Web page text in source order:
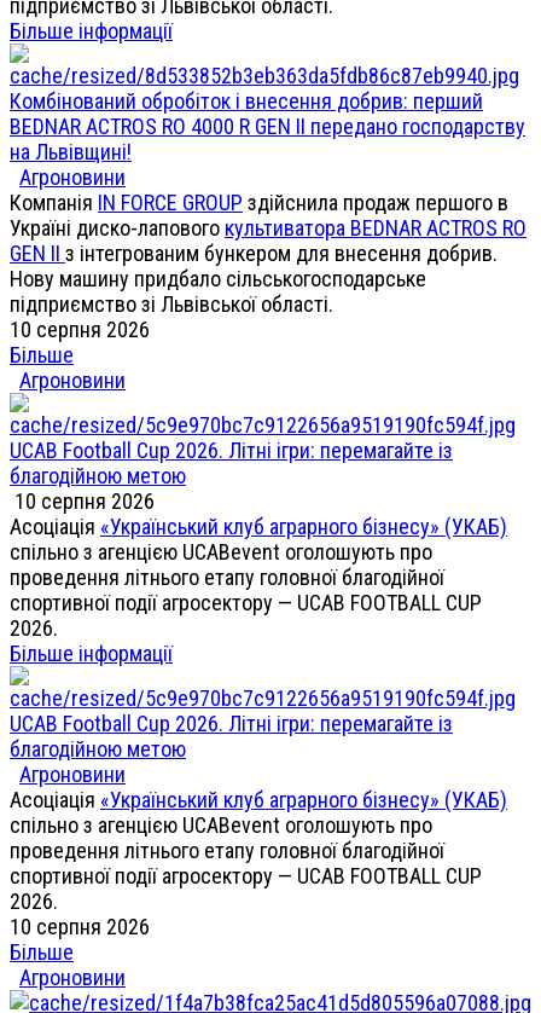
Більше інформації
Комбінований обробіток і внесення добрив: перший
BEDNAR ACTROS RO 4000 R GEN II передано господарству
на Львівщині!
Агроновини
Компанія IN FORCE GROUP здійснила продаж першого в
Україні диско-лапового культиватора BEDNAR ACTROS RO
GEN II з інтегрованим бункером для внесення добрив.
Нову машину придбало сільськогосподарське
підприємство зі Львівської області.
10 серпня 2026
Більше
Агроновини
UCAB Football Cup 2026. Літні ігри: перемагайте із
благодійною метою
10 серпня 2026
Асоціація «Український клуб аграрного бізнесу» (УКАБ)
спільно з агенцією UCABevent оголошують про
проведення літнього етапу головної благодійної
спортивної події агросектору — UCAB FOOTBALL CUP
2026.
Більше інформації
UCAB Football Cup 2026. Літні ігри: перемагайте із
благодійною метою
Агроновини
Асоціація «Український клуб аграрного бізнесу» (УКАБ)
спільно з агенцією UCABevent оголошують про
проведення літнього етапу головної благодійної
спортивної події агросектору — UCAB FOOTBALL CUP
2026.
10 серпня 2026
Більше
Агроновини